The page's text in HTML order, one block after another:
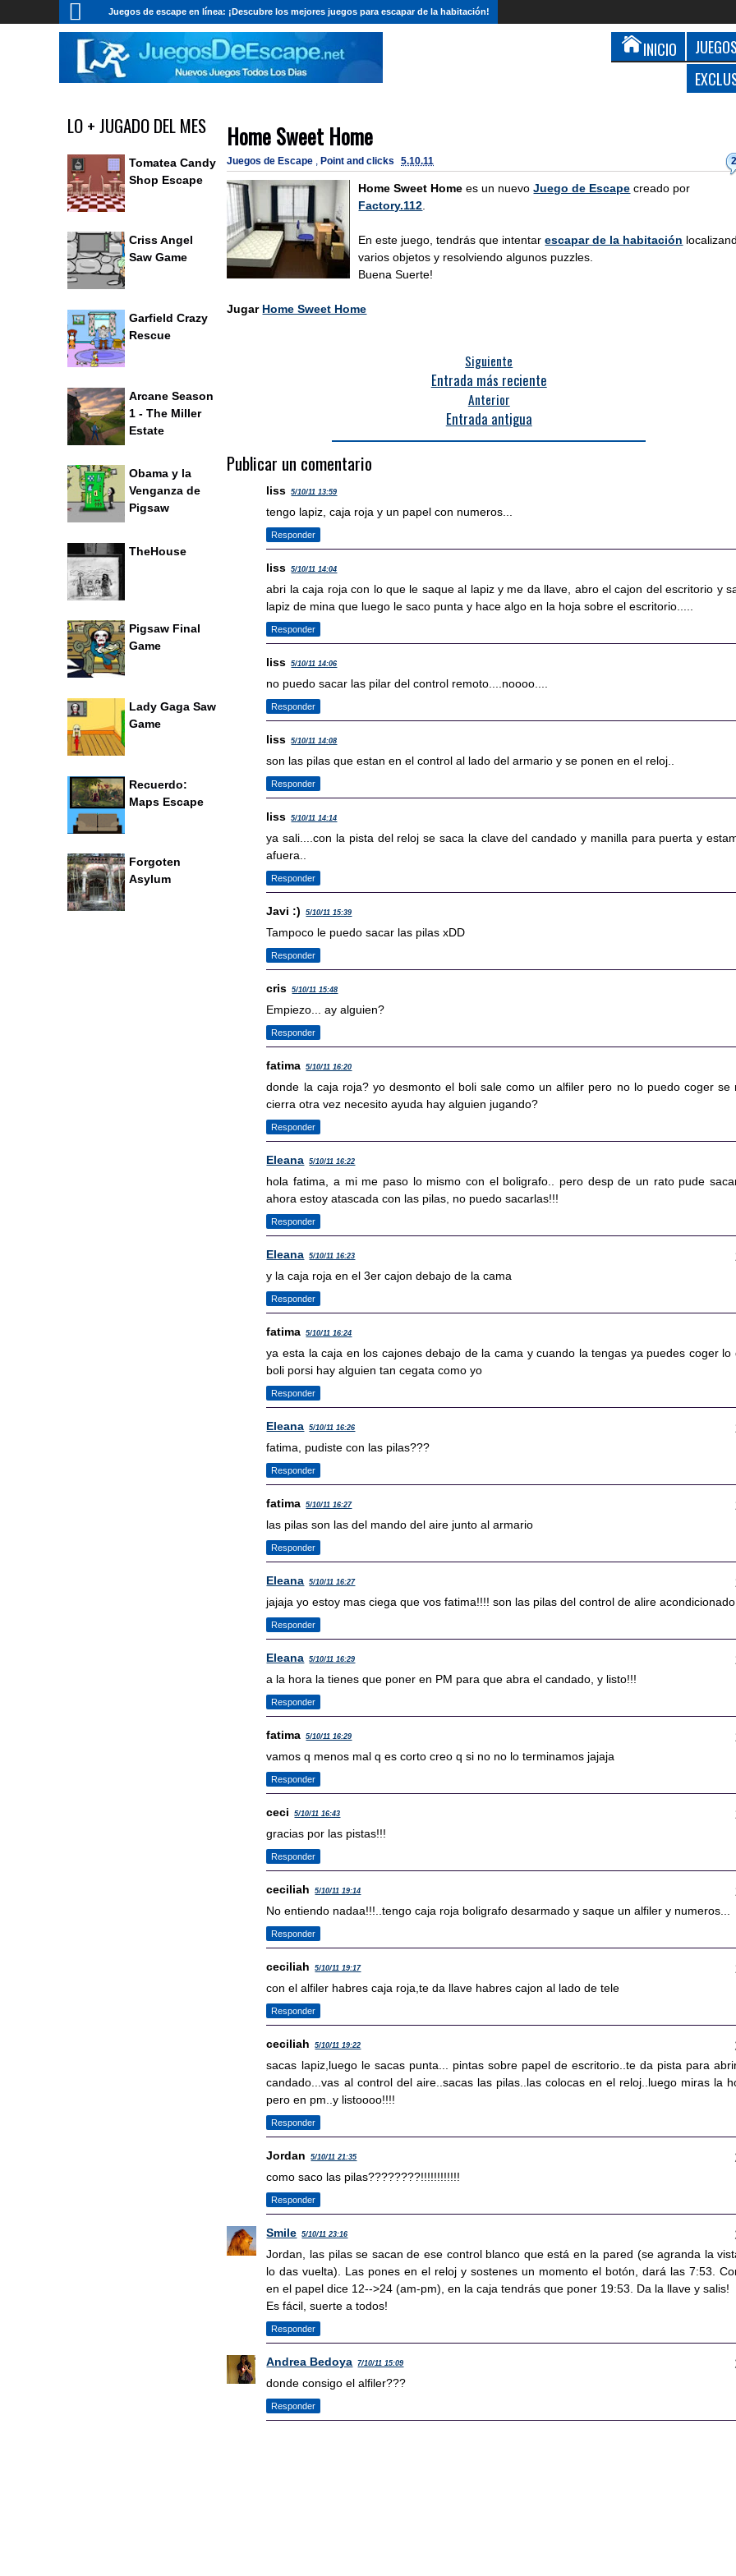
Juegos de escape en línea: ¡Descubre los mejores juegos para escapar de la habitación!
INICIO
Home Sweet Home
Juegos de Escape , Point and clicks 5.10.11
Home Sweet Home es un nuevoJuego de Escape creado por
Factory.112
En este juego, tendrás que intentarescapar de la habitación
varios objetos y resolviendo algunos puzzles.
Buena Suerte!
Jugar Home Sweet Home
Siguiente
Entrada más reciente
Anterior
Entrada antigua
Publicar un comentario
liss 5/10/11 13:59
tengo lapiz, caja roja y un papel con numeros...
Responder
liss 5/10/11 14:04
abri la caja roja con lo que le saque al lapiz y me da llave, abro el cajon del escritorio y
lapiz de mina que luego le saco punta y hace algo en la hoja sobre el escritorio.....
Responder
liss 5/10/11 14:06
no puedo sacar las pilar del control remoto....noooo....
Responder
liss 5/10/11 14:08
son las pilas que estan en el control al lado del armario y se ponen en el reloj..
Responder
liss 5/10/11 14:14
ya sali....con la pista del reloj se saca la clave del candado y manilla para puerta y
afuera..
Responder
Javi :) 5/10/11 15:39
Tampoco le puedo sacar las pilas xDD
Responder
cris 5/10/11 15:48
Empiezo... ay alguien?
Responder
fatima 5/10/11 16:20
donde la caja roja? yo desmonto el boli sale como un alfiler pero no lo puedo coger se
cierra otra vez necesito ayuda hay alguien jugando?
Responder
Eleana 5/10/11 16:22
hola fatima, a mi me paso lo mismo con el boligrafo.. pero desp de un rato pude
ahora estoy atascada con las pilas, no puedo sacarlas!!!
Responder
Eleana 5/10/11 16:23
y la caja roja en el 3er cajon debajo de la cama
Responder
fatima 5/10/11 16:24
ya esta la caja en los cajones debajo de la cama y cuando la tengas ya puedes coger lo
boli porsi hay alguien tan cegata como yo
Responder
Eleana 5/10/11 16:26
fatima, pudiste con las pilas???
Responder
fatima 5/10/11 16:27
las pilas son las del mando del aire junto al armario
Responder
Eleana 5/10/11 16:27
jajaja yo estoy mas ciega que vos fatima!!!! son las pilas del control de alire
Responder
Eleana 5/10/11 16:29
a la hora la tienes que poner en PM para que abra el candado, y listo!!!
Responder
fatima 5/10/11 16:29
vamos q menos mal q es corto creo q si no no lo terminamos jajaja
Responder
ceci 5/10/11 16:43
gracias por las pistas!!!
Responder
ceciliah 5/10/11 19:14
No entiendo nadaa!!!..tengo caja roja boligrafo desarmado y saque un alfiler y numeros...
Responder
ceciliah 5/10/11 19:17
con el alfiler habres caja roja,te da llave habres cajon al lado de tele
Responder
ceciliah 5/10/11 19:22
sacas lapiz,luego le sacas punta... pintas sobre papel de escritorio..te da pista para
candado...vas al control del aire..sacas las pilas..las colocas en el reloj..luego miras la
pero en pm..y listoooo!!!!
Responder
Jordan 5/10/11 21:35
como saco las pilas????????!!!!!!!!!!!!
Responder
Smile 5/10/11 23:16
Jordan, las pilas se sacan de ese control blanco que está en la pared (se agranda la
lo das vuelta). Las pones en el reloj y sostenes un momento el botón, dará las 7:53.
en el papel dice 12-->24 (am-pm), en la caja tendrás que poner 19:53. Da la llave y salis!
Es fácil, suerte a todos!
Responder
Andrea Bedoya 7/10/11 15:09
donde consigo el alfiler???
Responder
LO + JUGADO DEL MES
Tomatea Candy
Shop Escape
Criss Angel
Saw Game
Garfield Crazy
Rescue
Arcane Season
1 - The Miller
Estate
Obama y la
Venganza de
Pigsaw
TheHouse
Pigsaw Final
Game
Lady Gaga Saw
Game
Recuerdo:
Maps Escape
Forgoten
Asylum